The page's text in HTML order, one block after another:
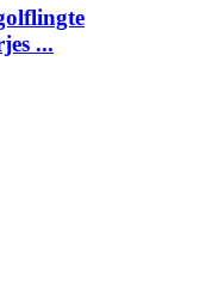
...